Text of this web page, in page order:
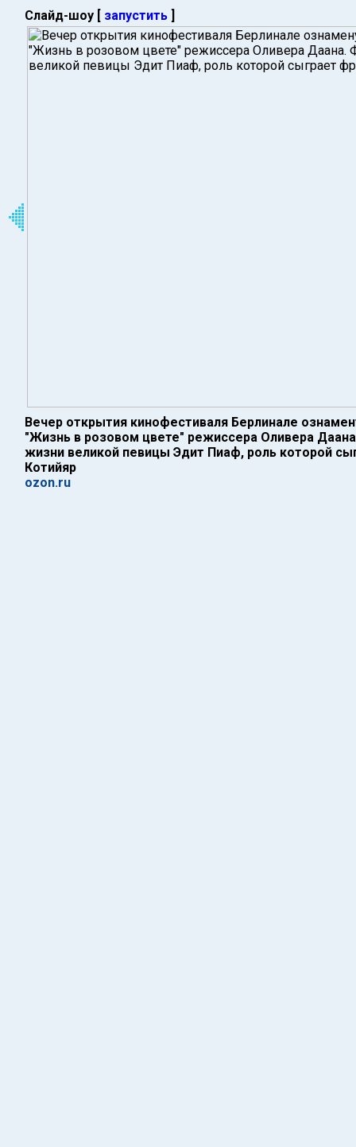
Слайд-шоу [ запустить ]
Вечер открытия кинофестиваля Берлинале
"Жизнь в розовом цвете" режиссера Оливера
жизни великой певицы Эдит Пиаф, роль которой
Котийяр
ozon.ru